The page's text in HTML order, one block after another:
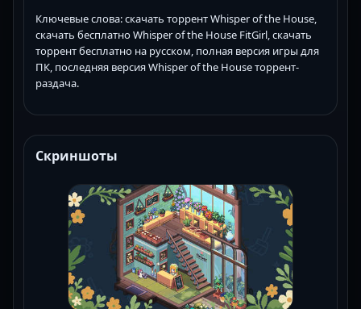
Ключевые слова: скачать торрент Whisper of the House,
скачать бесплатно Whisper of the House FitGirl, скачать
торрент бесплатно на русском, полная версия игры для
ПК, последняя версия Whisper of the House торрент-
раздача.
Скриншоты